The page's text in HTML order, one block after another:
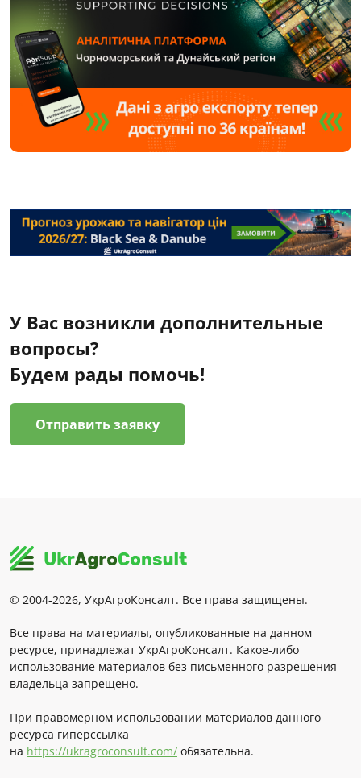
У Вас возникли дополнительные
вопросы?
Будем рады помочь!
Отправить заявку
© 2004-2026, УкрАгроКонсалт. Все права защищены.
Все права на материалы, опубликованные на данном
ресурсе, принадлежат УкрАгроКонсалт. Какое-либо
использование материалов без письменного разрешения
владельца запрещено.
При правомерном использовании материалов данного
ресурса гиперссылка
на https://ukragroconsult.com/ обязательна.